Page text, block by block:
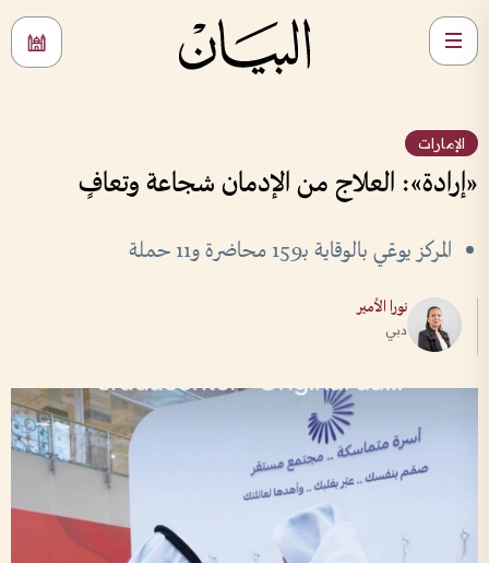
الإمارات
«إرادة»: العلاج من الإدمان شجاعة وتعافٍ
المركز يوعّي بالوقاية بـ159 محاضرة و11 حملة
نورا الأمير
دبي